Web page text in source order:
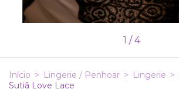
1 / 4
Início > Lingerie / Penhoar > Lingerie >
Sutiã Love Lace